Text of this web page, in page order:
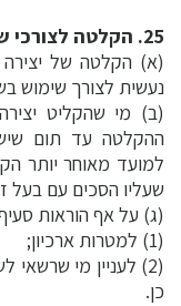
25. הקלטה לצורכי שידור
(א) הקלטה של
נעשית לצורך שימוש
(ב) מי שהקליט
ההקלטה עד תום
למועד מאוחר יותר
שעליו הסכים עם בעל
(ג) על אף הוראות
(1) למטרות ארכיון;
(2) לעניין מי
כן.